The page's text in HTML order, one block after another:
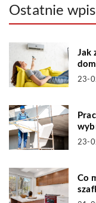
Ostatnie
Jak
23-
23-
Co